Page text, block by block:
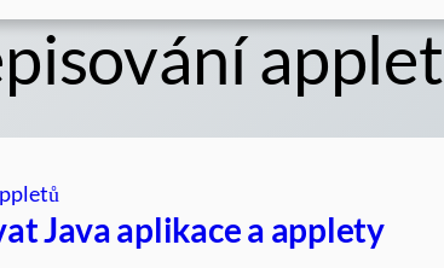
Java aplikace a applety